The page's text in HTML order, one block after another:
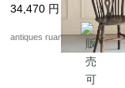
34,470 円
antiques ruan